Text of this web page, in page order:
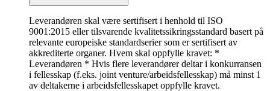
Leverandøren skal være sertifisert i henhold til ISO
9001:2015 eller tilsvarende kvalitetssikringsstandard basert på
relevante europeiske standardserier som er sertifisert av
akkrediterte organer. Hvem skal oppfylle kravet: *
Leverandøren * Hvis flere leverandører deltar i konkurransen
i fellesskap (f.eks. joint venture/arbeidsfellesskap) må minst 1
av deltakerne i arbeidsfellesskapet oppfylle kravet.